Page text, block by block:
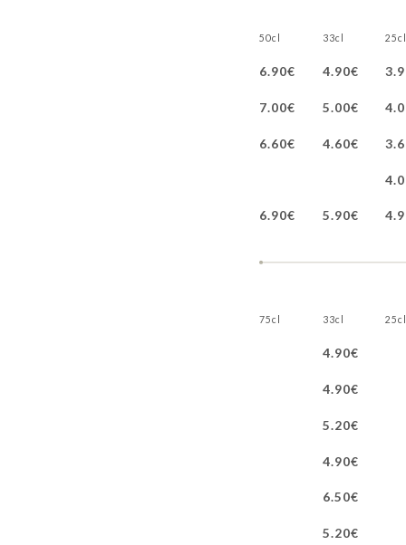
25cl
33cl
50cl
4.90€
6.90€
5.00€
7.00€
4.60€
6.60€
5.90€
6.90€
25cl
33cl
75cl
4.90€
4.90€
5.20€
4.90€
6.50€
5.20€